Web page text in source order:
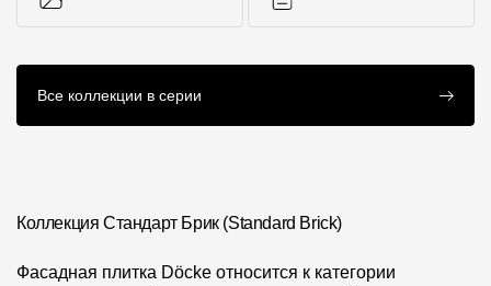
Фото объектов
Все коллекции в серии
Коллекция Стандарт Брик (Standard Brick)
Фасадная плитка Döcke относится к категории